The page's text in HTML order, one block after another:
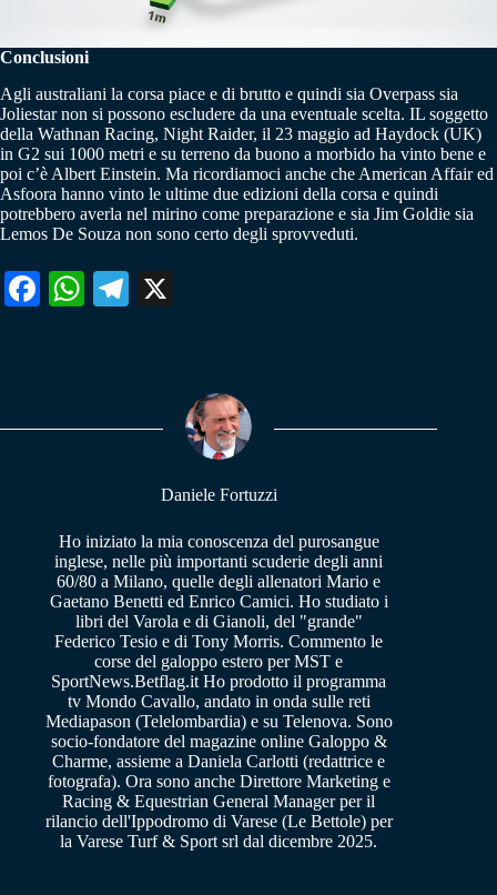
Conclusioni
Agli australiani la corsa piace e di brutto e quindi sia Overpass sia
Joliestar non si possono escludere da una eventuale scelta. IL soggetto
della Wathnan Racing, Night Raider, il 23 maggio ad Haydock (UK)
in G2 sui 1000 metri e su terreno da buono a morbido ha vinto bene e
poi c’è Albert Einstein. Ma ricordiamoci anche che American Affair ed
Asfoora hanno vinto le ultime due edizioni della corsa e quindi
potrebbero averla nel mirino come preparazione e sia Jim Goldie sia
Lemos De Souza non sono certo degli sprovveduti.
Fa W
pp
Te
m
Daniele Fortuzzi
Ho iniziato la mia conoscenza del purosangue
inglese, nelle più importanti scuderie degli anni
60/80 a Milano, quelle degli allenatori Mario e
Gaetano Benetti ed Enrico Camici. Ho studiato i
libri del Varola e di Gianoli, del "grande"
Federico Tesio e di Tony Morris. Commento le
corse del galoppo estero per MST e
SportNews.Betflag.it Ho prodotto il programma
tv Mondo Cavallo, andato in onda sulle reti
Mediapason (Telelombardia) e su Telenova. Sono
socio-fondatore del magazine online Galoppo &
Charme, assieme a Daniela Carlotti (redattrice e
fotografa). Ora sono anche Direttore Marketing e
Racing & Equestrian General Manager per il
rilancio dell'Ippodromo di Varese (Le Bettole) per
la Varese Turf & Sport srl dal dicembre 2025.